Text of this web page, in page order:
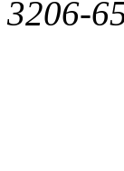
3206-